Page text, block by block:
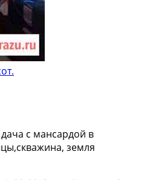
с мансардой в
земля